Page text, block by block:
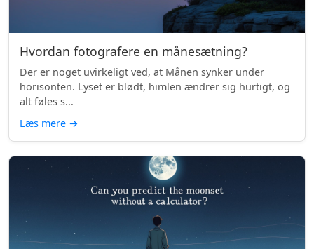
Hvordan fotografere en månesætning?
Der er noget uvirkeligt ved, at Månen synker under
horisonten. Lyset er blødt, himlen ændrer sig hurtigt, og
alt føles s...
Læs mere →